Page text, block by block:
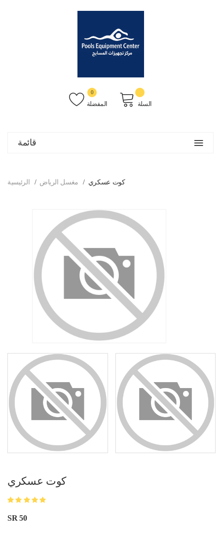
المفضلة
0
السلة
قائمة
الرئيسية مغسل الرياض كوت عسكري
كوت عسكري
SR 50